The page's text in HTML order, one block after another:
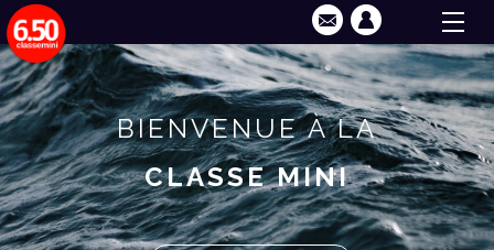
BIENVENUE À LA
CLASSE MINI